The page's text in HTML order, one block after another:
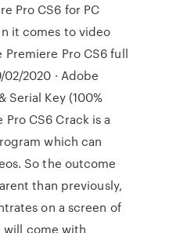
Pro CS6 for PC
it comes to video
Pro CS6 full
2020 · Adobe
Serial Key (100%
CS6 Crack is a
which can
So the outcome
than previously,
on a screen of
come with